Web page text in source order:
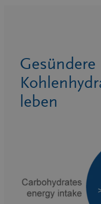
Gesündere
leben